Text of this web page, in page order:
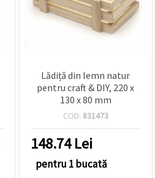
Lădiță din lemn natur
pentru craft & DIY, 220 x
130 x 80 mm
COD: 831473
148.74Lei
pentru 1 bucată